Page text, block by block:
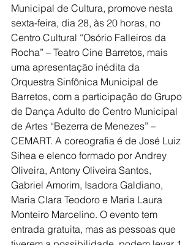
Municipal de Cultura, promove nesta
sexta-feira, dia 28, às 20 horas, no
Centro Cultural “Osório Falleiros da
Rocha” – Teatro Cine Barretos, mais
uma apresentação inédita da
Orquestra Sinfônica Municipal de
Barretos, com a participação do Grupo
de Dança Adulto do Centro Municipal
de Artes “Bezerra de Menezes” –
CEMART. A coreografia é de José Luiz
Sihea e elenco formado por Andrey
Oliveira, Antony Oliveira Santos,
Gabriel Amorim, Isadora Galdiano,
Maria Clara Teodoro e Maria Laura
Monteiro Marcelino. O evento tem
entrada gratuita, mas as pessoas que